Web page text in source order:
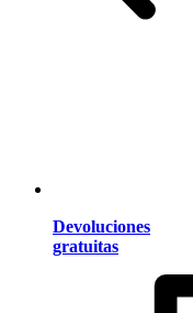
Devoluciones
gratuitas